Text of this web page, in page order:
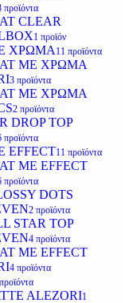
προϊόντα
CLEAR
1 προϊόν
ΧΡΩΜΑ 11 προϊόντα
ΜΕ ΧΡΩΜΑ
3 προϊόντα
ΜΕ ΧΡΩΜΑ
2 προϊόντα
DROP TOP
προϊόντα
EFFECT11 προϊόντα
ME EFFECT
προϊόντα
DOTS
2 προϊόντα
STAR TOP
4 προϊόντα
ME EFFECT
4 προϊόντα
ALEZORI1